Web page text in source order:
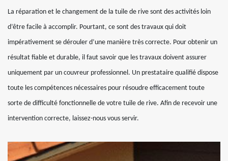
La réparation et le changement de la tuile de rive sont des activités loin
d’être facile à accomplir. Pourtant, ce sont des travaux qui doit
impérativement se dérouler d’une manière très correcte. Pour obtenir un
résultat fiable et durable, il faut savoir que les travaux doivent assurer
uniquement par un couvreur professionnel. Un prestataire qualifié dispose
toute les compétences nécessaires pour résoudre efficacement toute
sorte de difficulté fonctionnelle de votre tuile de rive. Afin de recevoir une
intervention correcte, laissez-nous vous servir.